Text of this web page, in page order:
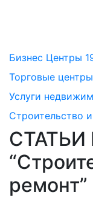
Бизнес Центры
Торговые центры
Услуги
Строительство
СТАТЬИ
ремонт”